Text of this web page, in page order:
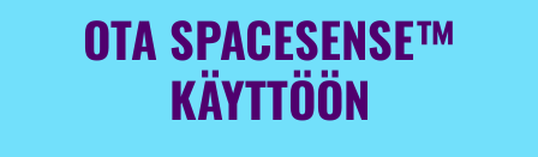
OTA SPACESENSE™
KÄYTTÖÖN